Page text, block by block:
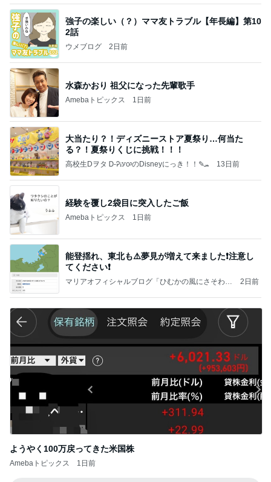
強子の楽しい（？）ママ友トラブル【年長編】第10
2話
ウメブログ 2日前
水森かおり 祖父になった先輩歌手
Amebaトピックス 1日前
大当たり？！ディズニーストア夏祭り…何当た
る？！夏祭りくじに挑戦！！！
高校生Dヲタ Ꭰ-ᎮꭵꭹꭴのDisneyにっき！！✎ܚ 13日前
経験を覆し2袋目に突入したご飯
Amebaトピックス 1日前
能登揺れ、東北も⚠️夢見が増えて来ました❗️注意し
てください❗️
マリアオフィシャルブログ「ひむかの風にさそわれ
2日前
ようやく100万戻ってきた米国株
Amebaトピックス 1日前